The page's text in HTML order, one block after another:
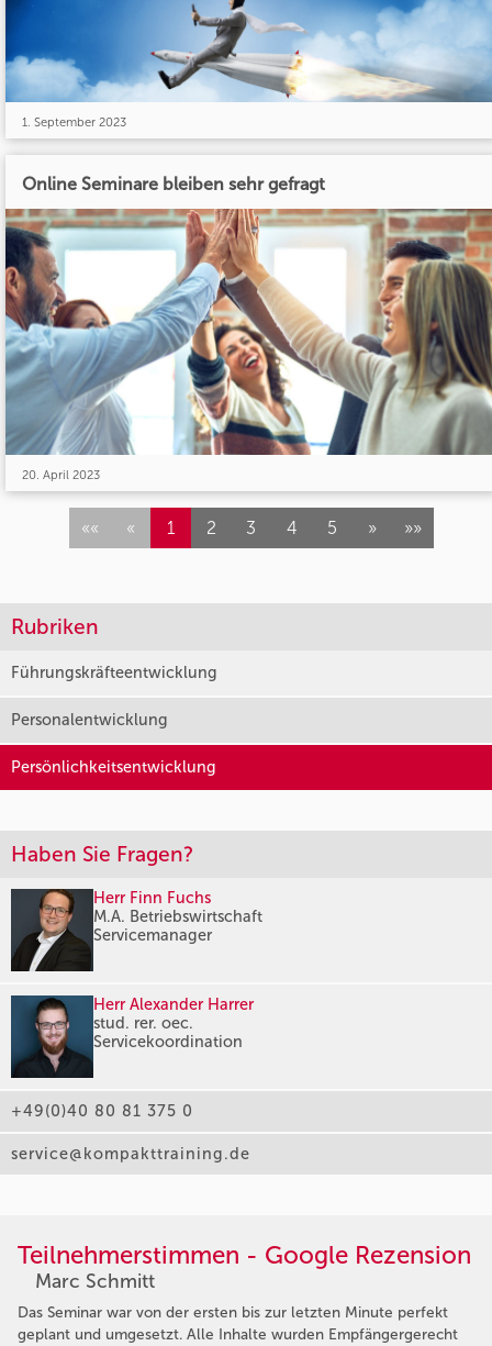
1. September 2023
Online Seminare bleiben sehr gefragt
20. April 2023
«« « 1 2 3 4 5 » »»
Rubriken
Führungskräfteentwicklung
Personalentwicklung
Persönlichkeitsentwicklung
Haben Sie Fragen?
Herr Finn Fuchs
M.A. Betriebswirtschaft
Servicemanager
Herr Alexander Harrer
stud. rer. oec.
Servicekoordination
+49(0)40 80 81 375 0
service@kompakttraining.de
Teilnehmerstimmen - Google Rezension
Marc Schmitt
Das Seminar war von der ersten bis zur letzten Minute perfekt
geplant und umgesetzt. Alle Inhalte wurden Empfängergerecht